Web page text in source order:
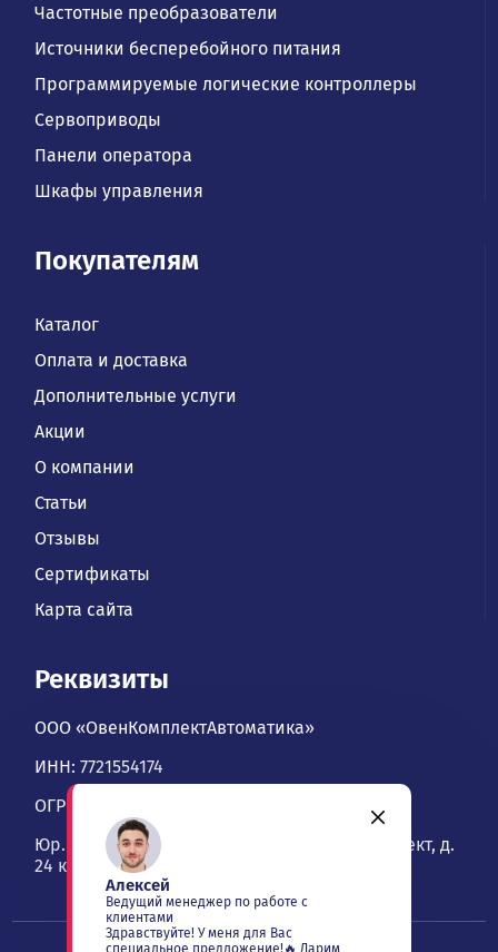
Частотные преобразователи
Источники бесперебойного питания
Программируемые логические контроллеры
Сервоприводы
Панели оператора
Шкафы управления
Покупателям
Каталог
Оплата и доставка
Дополнительные услуги
Акции
О компании
Статьи
Отзывы
Сертификаты
Карта сайта
Реквизиты
ООО «ОвенКомплектАвтоматика»
ИНН: 7721554174
ОГРН: 1067746534900
Юр. адрес: 109428, Москва, Рязанский проспект, д.
24 к. 2, офис 1101
Алексей
Ведущий менеджер по работе с
клиентами
Здравствуйте! У меня для Вас
специальное предложение!🔥 Дарим